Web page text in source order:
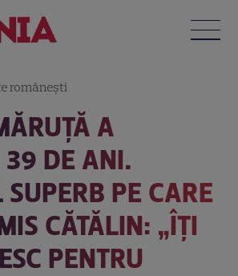
româneşti
A
DE ANI.
SUPERB PE CARE
CĂTĂLIN: „ÎȚI
PENTRU